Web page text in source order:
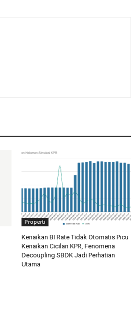
Properti
Kenaikan BI Rate Tidak Otomatis Picu
Kenaikan Cicilan KPR, Fenomena
Decoupling SBDK Jadi Perhatian
Utama